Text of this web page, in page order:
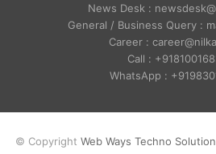
News Desk :
General / Business Query :
Career :
Call :
WhatsApp :
© Copyright Web Ways Techno